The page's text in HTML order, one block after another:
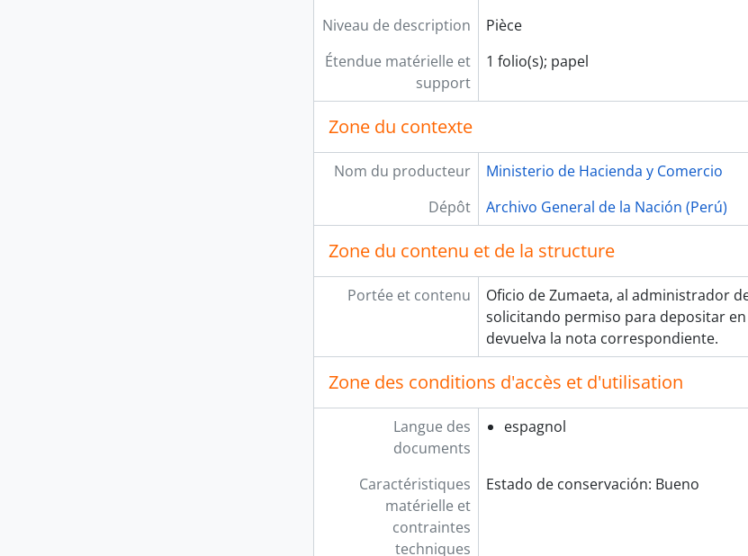
Niveau de description
Pièce
Étendue matérielle et
support
1 folio(s); papel
Zone du contexte
Nom du producteur
Ministerio de Hacienda y Comercio
Dépôt
Archivo General de la Nación (Perú)
Zone du contenu et de la structure
Portée et contenu
Oficio de Zumaeta, al administrador
solicitando permiso para depositar en
devuelva la nota correspondiente.
Zone des conditions d'accès et d'utilisation
Langue des
documents
espagnol
Caractéristiques
matérielle et
contraintes
techniques
Estado de conservación: Bueno